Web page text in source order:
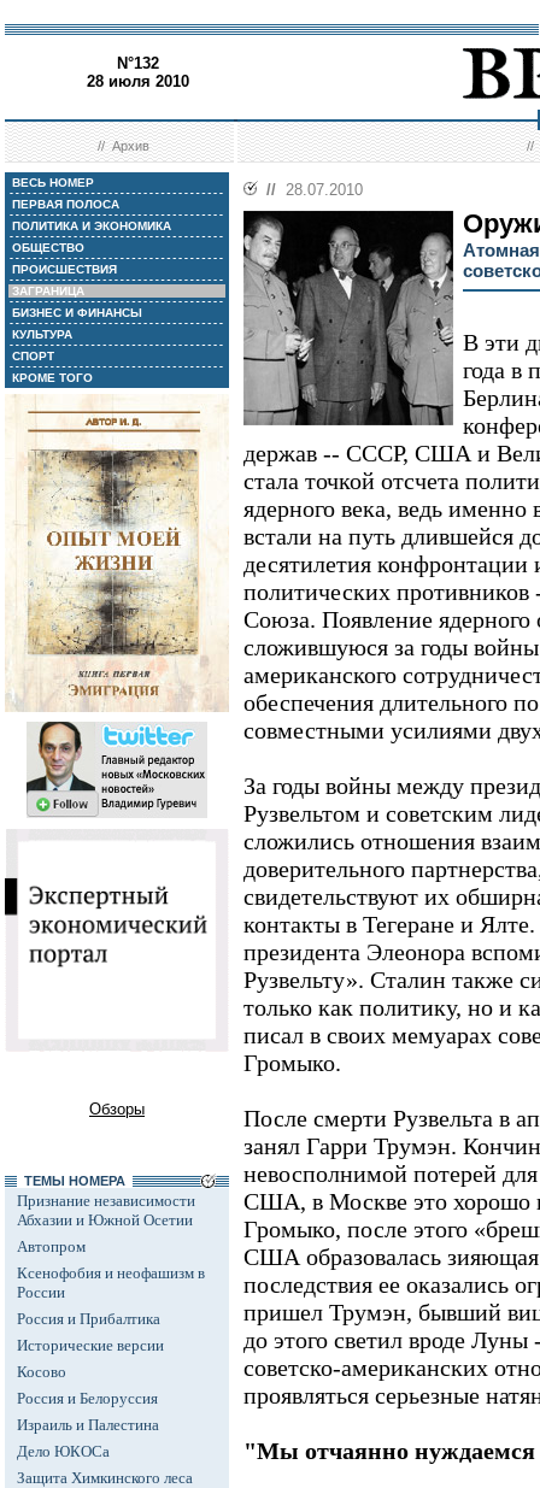
N°132
28 июля 2010
//Архив //
ВЕСЬ НОМЕР
ПЕРВАЯ ПОЛОСА
ПОЛИТИКА И ЭКОНОМИКА
ОБЩЕСТВО
ПРОИСШЕСТВИЯ
ЗАГРАНИЦА
БИЗНЕС И ФИНАНСЫ
КУЛЬТУРА
СПОРТ
КРОМЕ ТОГО
Обзоры
ТЕМЫ НОМЕРА
Признание независимости
Абхазии и Южной Осетии
Автопром
Ксенофобия и неофашизм в
России
Россия и Прибалтика
Исторические версии
Косово
Россия и Белоруссия
Израиль и Палестина
Дело ЮКОСа
Защита Химкинского леса
// 28.07.2010
В эти
года в
держав -- СССР, США и
стала точкой отсчета
ядерного века, ведь
встали на путь длившейся
десятилетия
политических противников
Союза. Появление
сложившуюся за годы войны
американского
обеспечения длительного
совместными усилиями
За годы войны между
Рузвельтом и советским
сложились отношения
доверительного
свидетельствуют их
контакты в Тегеране и
президента Элеонора
Рузвельту». Сталин также
только как политику, но и
писал в своих мемуарах
Громыко.
После смерти Рузвельта в
занял Гарри Трумэн.
невосполнимой потерей
США, в Москве это хорошо
Громыко, после этого
США образовалась
последствия ее
пришел Трумэн, бывший
до этого светил вроде
советско-американских
проявляться серьезные
"Мы отчаянно нуждаемся